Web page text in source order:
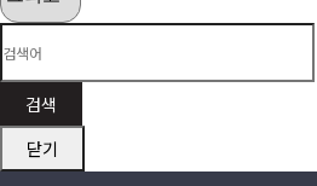
검색
닫기